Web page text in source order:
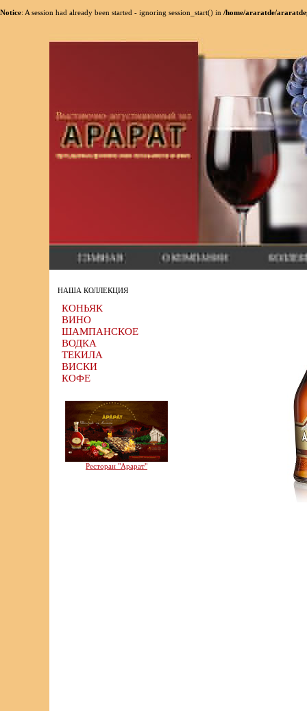
Notice: A session had already been started - ignoring session_start() in /home/araratde/
НАША КОЛЛЕКЦИЯ
КОНЬЯК
ВИНО
ШАМПАНСКОЕ
ВОДКА
ТЕКИЛА
ВИСКИ
КОФЕ
Ресторан "Арарат"